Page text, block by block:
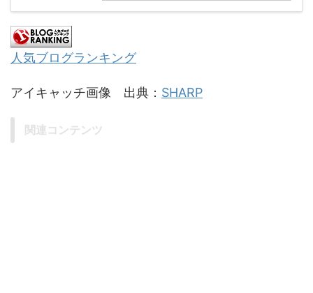
人気ブログランキング
アイキャッチ画像 出典： SHARP
関連コンテンツ